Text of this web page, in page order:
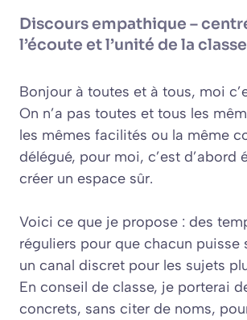
Discours empathique –
l’écoute et l’unité de la classe
Bonjour à toutes et à tous, moi
On n’a pas toutes et tous les
les mêmes facilités ou la même
délégué, pour moi, c’est d’abord
créer un espace sûr.
Voici ce que je propose : des
réguliers pour que chacun puisse
un canal discret pour les sujets
En conseil de classe, je porterai
concrets, sans citer de noms,